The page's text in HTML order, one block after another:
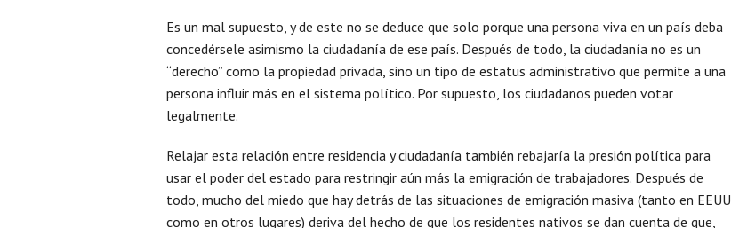
Es un mal supuesto, y de este no se deduce que solo porque una persona viva en un país deba
concedérsele asimismo la ciudadanía de ese país. Después de todo, la ciudadanía no es un
“derecho” como la propiedad privada, sino un tipo de estatus administrativo que permite a una
persona influir más en el sistema político. Por supuesto, los ciudadanos pueden votar
legalmente.
Relajar esta relación entre residencia y ciudadanía también rebajaría la presión política para
usar el poder del estado para restringir aún más la emigración de trabajadores. Después de
todo, mucho del miedo que hay detrás de las situaciones de emigración masiva (tanto en EEUU
como en otros lugares) deriva del hecho de que los residentes nativos se dan cuenta de que,